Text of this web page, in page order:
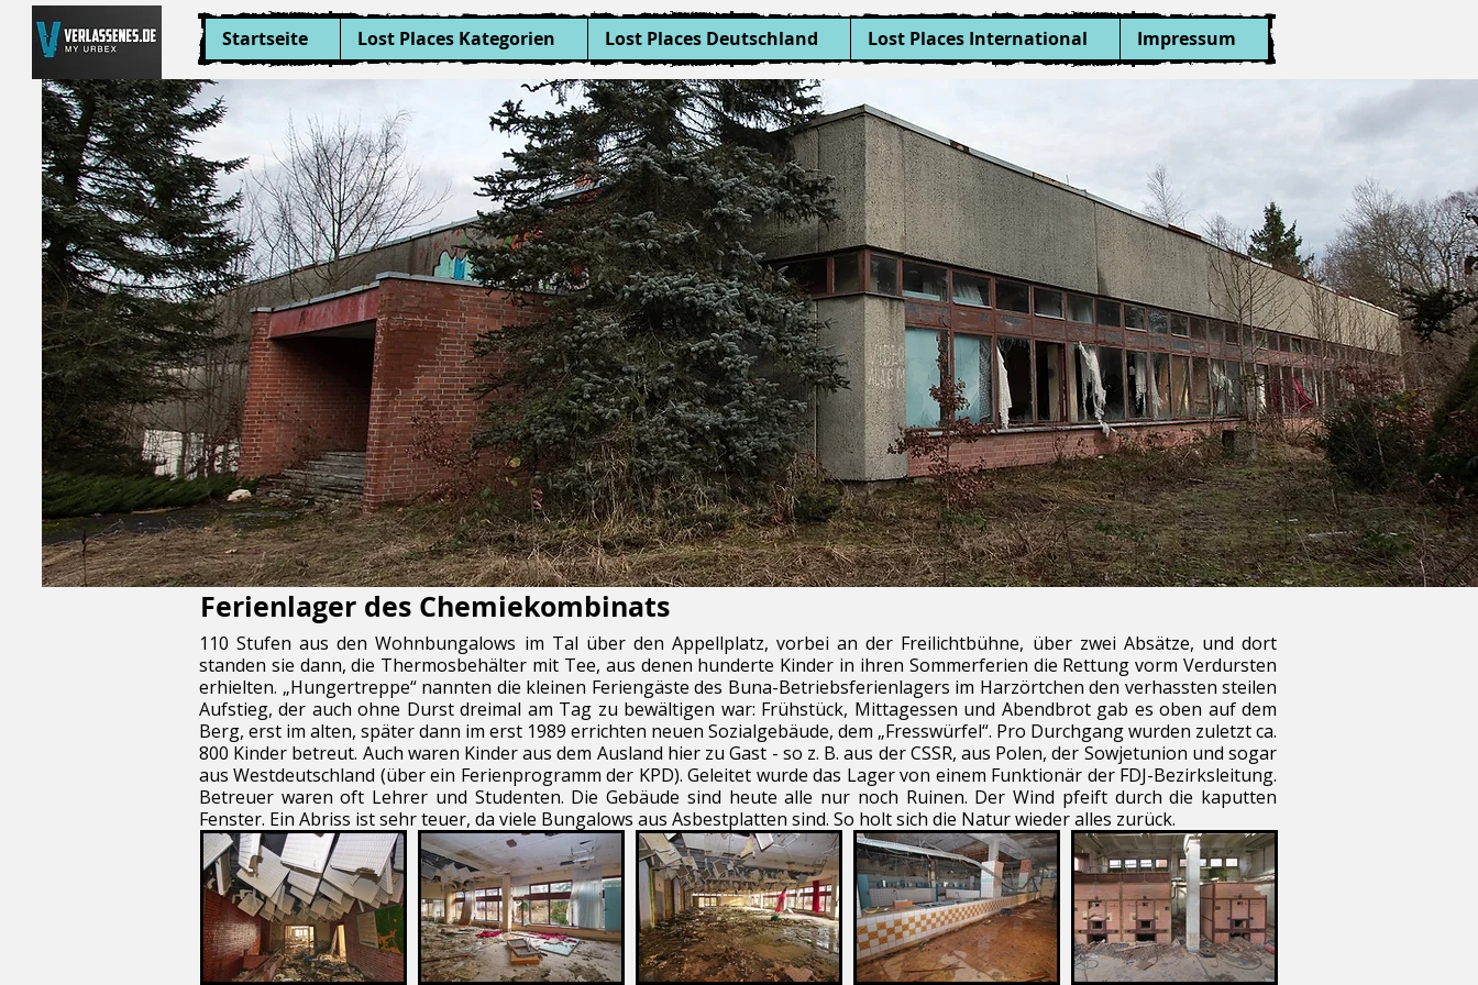
Startseite Lost Places Kategorien Lost Places Deutschland Lost Places International Impressum
Ferienlager des Chemiekombinats
110 Stufen aus den Wohnbungalows im Tal über den Appellplatz, vorbei an der Freilichtbühne, über zwei Absätze, und dort
standen sie dann, die Thermosbehälter mit Tee, aus denen hunderte Kinder in ihren Sommerferien die Rettung vorm Verdursten
erhielten. „Hungertreppe“ nannten die kleinen Feriengäste des Buna-Betriebsferienlagers im Harzörtchen den verhassten steilen
Aufstieg, der auch ohne Durst dreimal am Tag zu bewältigen war: Frühstück, Mittagessen und Abendbrot gab es oben auf dem
Berg, erst im alten, später dann im erst 1989 errichten neuen Sozialgebäude, dem „Fresswürfel“. Pro Durchgang wurden zuletzt ca.
800 Kinder betreut. Auch waren Kinder aus dem Ausland hier zu Gast - so z. B. aus der CSSR, aus Polen, der Sowjetunion und sogar
aus Westdeutschland (über ein Ferienprogramm der KPD). Geleitet wurde das Lager von einem Funktionär der FDJ-Bezirksleitung.
Betreuer waren oft Lehrer und Studenten. Die Gebäude sind heute alle nur noch Ruinen. Der Wind pfeift durch die kaputten
Fenster. Ein Abriss ist sehr teuer, da viele Bungalows aus Asbestplatten sind. So holt sich die Natur wieder alles zurück.